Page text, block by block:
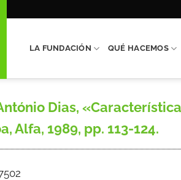
LA FUNDACIÓN QUÉ HACEMOS
Dias,
Alfa, 1989, pp. 113-124.